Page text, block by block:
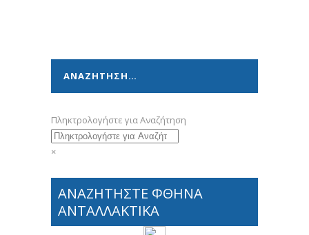
ΑΝΑΖΗΤΗΣΗ…
Πληκτρολογήστε για Αναζήτηση
×
ΑΝΑΖΗΤΗΣΤΕ ΦΘΗΝΑ
ΑΝΤΑΛΛΑΚΤΙΚΑ